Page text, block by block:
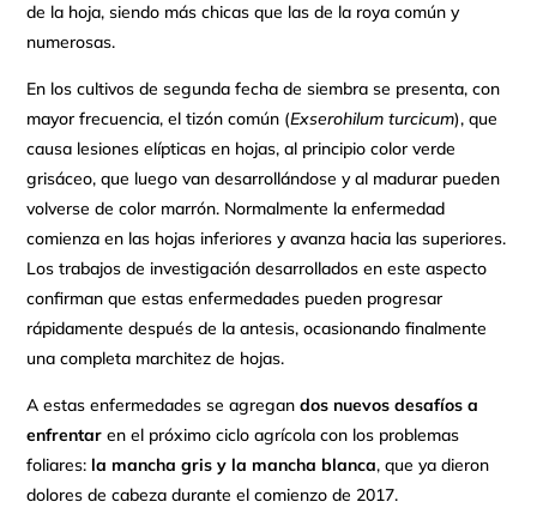
de la hoja, siendo más chicas que las de la roya común y
numerosas.
En los cultivos de segunda fecha de siembra se presenta, con
mayor frecuencia, el tizón común (Exserohilum turcicum), que
causa lesiones elípticas en hojas, al principio color verde
grisáceo, que luego van desarrollándose y al madurar pueden
volverse de color marrón. Normalmente la enfermedad
comienza en las hojas inferiores y avanza hacia las superiores.
Los trabajos de investigación desarrollados en este aspecto
confirman que estas enfermedades pueden progresar
rápidamente después de la antesis, ocasionando finalmente
una completa marchitez de hojas.
A estas enfermedades se agregandos nuevos desafíos a
enfrentar en el próximo ciclo agrícola con los problemas
foliares: la mancha gris y la mancha blanca, que ya dieron
dolores de cabeza durante el comienzo de 2017.